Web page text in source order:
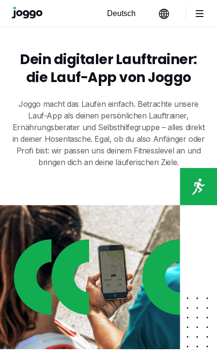
Dein digitaler Lauftrainer:
die Lauf-App von Joggo
Joggo macht das Laufen einfach. Betrachte unsere
Lauf-App als deinen persönlichen Lauftrainer,
Ernährungsberater und Selbsthilfegruppe – alles direkt
in deiner Hosentasche. Egal, ob du also Anfänger oder
Profi bist: wir passen uns deinem Fitnesslevel an und
bringen dich an deine läuferischen Ziele.